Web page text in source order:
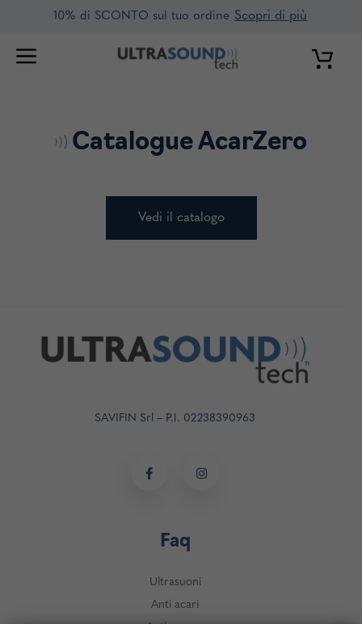
contenuto
10% di SCONTO sul tuo ordine Scopri di più
Catalogue AcarZero
Vedi il catalogo
SAVIFIN Srl – P.I. 02238390963
Faq
Ultrasuoni
Anti acari